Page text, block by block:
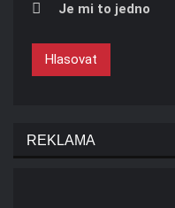
Je mi to jedno
Hlasovat
REKLAMA